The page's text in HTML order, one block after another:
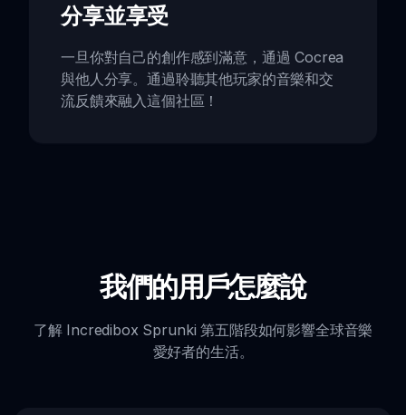
分享並享受
一旦你對自己的創作感到滿意，通過 Cocrea
與他人分享。通過聆聽其他玩家的音樂和交
流反饋來融入這個社區！
我們的用戶怎麼說
了解 Incredibox Sprunki 第五階段如何影響全球音樂
愛好者的生活。